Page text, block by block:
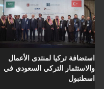
استضافة تركيا لمنتدى الأعمال
والاستثمار التركي السعودي في
اسطنبول